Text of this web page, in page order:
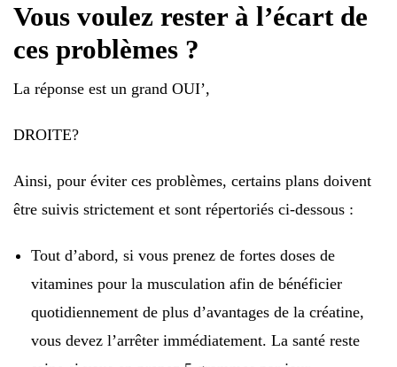
Vous voulez rester à l’écart de
ces problèmes ?
La réponse est un grand OUI’,
DROITE?
Ainsi, pour éviter ces problèmes, certains plans doivent
être suivis strictement et sont répertoriés ci-dessous :
Tout d’abord, si vous prenez de fortes doses de
vitamines pour la musculation afin de bénéficier
quotidiennement de plus d’avantages de la créatine,
vous devez l’arrêter immédiatement. La santé reste